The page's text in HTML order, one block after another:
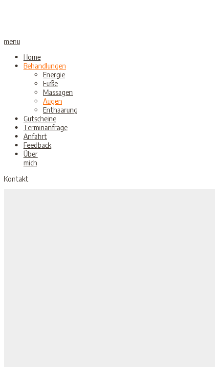
menu
Home
Behandlungen
Energie
Füße
Massagen
Augen
Enthaarung
Gutscheine
Terminanfrage
Anfahrt
Feedback
Über
mich
Kontakt